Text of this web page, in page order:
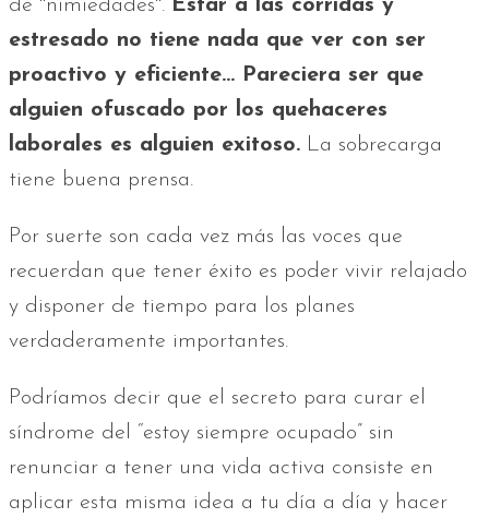
de "nimiedades". Estar a las corridas y
estresado no tiene nada que ver con ser
proactivo y eficiente... Pareciera ser que
alguien ofuscado por los quehaceres
laborales es alguien exitoso. La sobrecarga
tiene buena prensa.
Por suerte son cada vez más las voces que
recuerdan que tener éxito es poder vivir relajado
y disponer de tiempo para los planes
verdaderamente importantes.
Podríamos decir que el secreto para curar el
síndrome del “estoy siempre ocupado” sin
renunciar a tener una vida activa consiste en
aplicar esta misma idea a tu día a día y hacer